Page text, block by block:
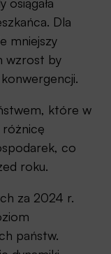
Dla
mniejszy
wzrost by
które w
różnicę
co
roku.
za 2024 r.
państw.